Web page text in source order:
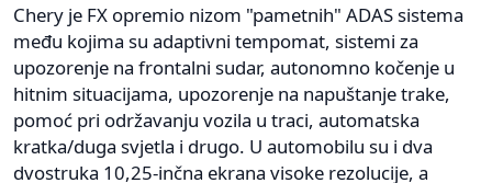
Chery je FX opremio nizom "pametnih" ADAS sistema
među kojima su adaptivni tempomat, sistemi za
upozorenje na frontalni sudar, autonomno kočenje u
hitnim situacijama, upozorenje na napuštanje trake,
pomoć pri održavanju vozila u traci, automatska
kratka/duga svjetla i drugo. U automobilu su i dva
dvostruka 10,25-inčna ekrana visoke rezolucije, a